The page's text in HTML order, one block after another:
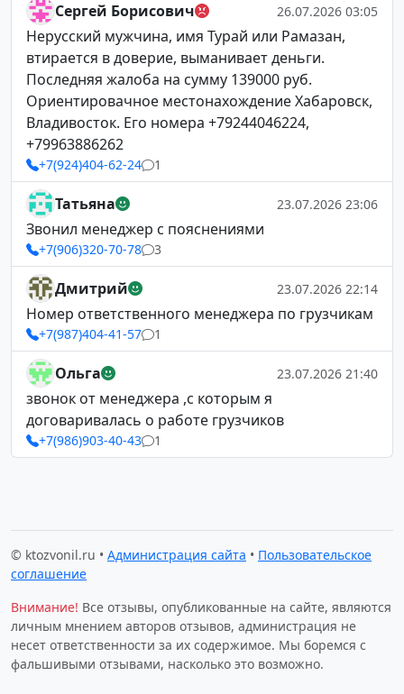
Сергей Борисович 26.07.2026 03:05
Нерусский мужчина, имя Турай или Рамазан,
втирается в доверие, выманивает деньги.
Последняя жалоба на сумму 139000 руб.
Ориентировачное местонахождение Хабаровск,
Владивосток. Его номера +79244046224,
+79963886262
+7(924)404-62-24 1
Татьяна 23.07.2026 23:06
Звонил менеджер с пояснениями
+7(906)320-70-78 3
Дмитрий 23.07.2026 22:14
Номер ответственного менеджера по грузчикам
+7(987)404-41-57 1
Ольга 23.07.2026 21:40
звонок от менеджера ,с которым я
договаривалась о работе грузчиков
+7(986)903-40-43 1
© ktozvonil.ru • Администрация сайта • Пользовательское
соглашение
Внимание! Все отзывы, опубликованные на сайте, являются
личным мнением авторов отзывов, администрация не
несет ответственности за их содержимое. Мы боремся с
фальшивыми отзывами, насколько это возможно.